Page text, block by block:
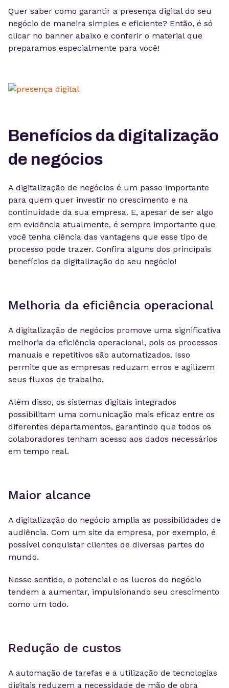
Quer saber como garantir a presença digital do seu
negócio de maneira simples e eficiente? Então, é só
clicar no banner abaixo e conferir o material que
preparamos especialmente para você!
Benefícios da digitalização
de negócios
A digitalização de negócios é um passo importante
para quem quer investir no crescimento e na
continuidade da sua empresa. E, apesar de ser algo
em evidência atualmente, é sempre importante que
você tenha ciência das vantagens que esse tipo de
processo pode trazer. Confira alguns dos principais
benefícios da digitalização do seu negócio!
Melhoria da eficiência operacional
A digitalização de negócios promove uma significativa
melhoria da eficiência operacional, pois os processos
manuais e repetitivos são automatizados. Isso
permite que as empresas reduzam erros e agilizem
seus fluxos de trabalho.
Além disso, os sistemas digitais integrados
possibilitam uma comunicação mais eficaz entre os
diferentes departamentos, garantindo que todos os
colaboradores tenham acesso aos dados necessários
em tempo real.
Maior alcance
A digitalização do negócio amplia as possibilidades de
audiência. Com um site da empresa, por exemplo, é
possível conquistar clientes de diversas partes do
mundo.
Nesse sentido, o potencial e os lucros do negócio
tendem a aumentar, impulsionando seu crescimento
como um todo.
Redução de custos
A automação de tarefas e a utilização de tecnologias
digitais reduzem a necessidade de mão de obra